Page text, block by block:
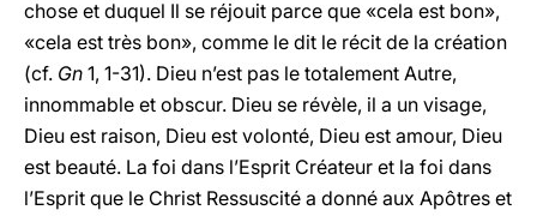
chose et duquel Il se réjouit parce que «cela est bon»,
«cela est très bon», comme le dit le récit de la création
(cf. Gn 1, 1-31). Dieu n’est pas le totalement Autre,
innommable et obscur. Dieu se révèle, il a un visage,
Dieu est raison, Dieu est volonté, Dieu est amour, Dieu
est beauté. La foi dans l’Esprit Créateur et la foi dans
l’Esprit que le Christ Ressuscité a donné aux Apôtres et